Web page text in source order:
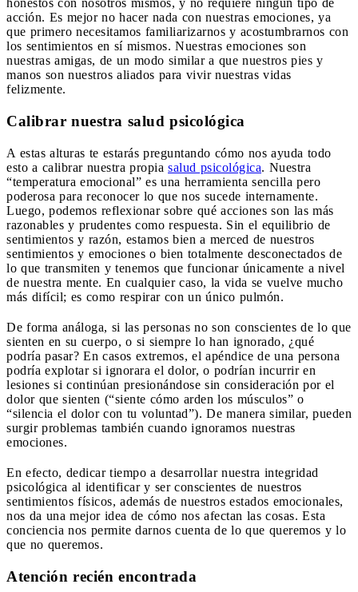
acción. Es mejor no hacer nada con nuestras emociones, ya
que primero necesitamos familiarizarnos y acostumbrarnos con
los sentimientos en sí mismos. Nuestras emociones son
nuestras amigas, de un modo similar a que nuestros pies y
manos son nuestros aliados para vivir nuestras vidas
felizmente.
Calibrar nuestra salud psicológica
A estas alturas te estarás preguntando cómo nos ayuda todo
esto a calibrar nuestra propia salud psicológica. Nuestra
“temperatura emocional” es una herramienta sencilla pero
poderosa para reconocer lo que nos sucede internamente.
Luego, podemos reflexionar sobre qué acciones son las más
razonables y prudentes como respuesta. Sin el equilibrio de
sentimientos y razón, estamos bien a merced de nuestros
sentimientos y emociones o bien totalmente desconectados de
lo que transmiten y tenemos que funcionar únicamente a nivel
de nuestra mente. En cualquier caso, la vida se vuelve mucho
más difícil; es como respirar con un único pulmón.
De forma análoga, si las personas no son conscientes de lo que
sienten en su cuerpo, o si siempre lo han ignorado, ¿qué
podría pasar? En casos extremos, el apéndice de una persona
podría explotar si ignorara el dolor, o podrían incurrir en
lesiones si continúan presionándose sin consideración por el
dolor que sienten (“siente cómo arden los músculos” o
“silencia el dolor con tu voluntad”). De manera similar, pueden
surgir problemas también cuando ignoramos nuestras
emociones.
En efecto, dedicar tiempo a desarrollar nuestra integridad
psicológica al identificar y ser conscientes de nuestros
sentimientos físicos, además de nuestros estados emocionales,
nos da una mejor idea de cómo nos afectan las cosas. Esta
conciencia nos permite darnos cuenta de lo que queremos y lo
que no queremos.
Atención recién encontrada